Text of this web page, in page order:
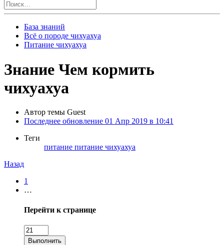
База знаний
Всё о породе чихуахуа
Питание чихуахуа
Знание Чем кормить
чихуахуа
Автор темы Guest
Последнее обновление 01 Апр 2019 в 10:41
Теги
питание питание чихуахуа
Назад
1
…
Перейти к странице
Выполнить